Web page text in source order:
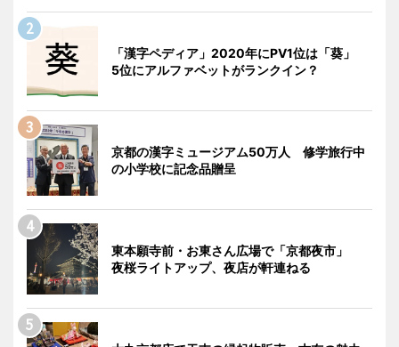
「漢字ペディア」2020年にPV1位は「葵」
5位にアルファベットがランクイン？
京都の漢字ミュージアム50万人 修学旅行中
の小学校に記念品贈呈
東本願寺前・お東さん広場で「京都夜市」
夜桜ライトアップ、夜店が軒連ねる